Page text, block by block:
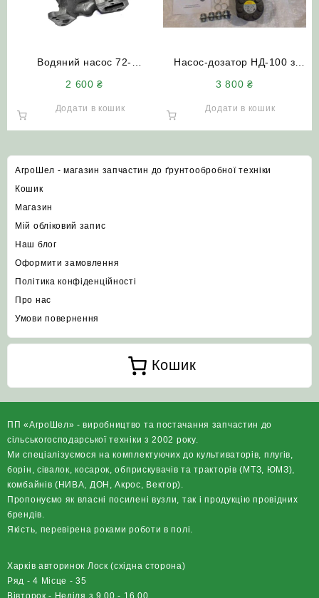
Водяний насос 72-
трактор Т-150
2 600₴
Додати в кошик
Насос-дозатор НД-100 з
3 800₴
Додати в кошик
АгроШел - магазин запчастин до ґрунтообробної техніки
Кошик
Магазин
Мій обліковий запис
Наш блог
Оформити замовлення
Політика конфіденційності
Про нас
Умови повернення
Кошик
ПП «АгроШел» - виробництво та постачання запчастин до
сільськогосподарської техніки з 2002 року.
Ми спеціалізуємося на комплектуючих до культиваторів, плугів,
борін, сівалок, косарок, обприскувачів та тракторів (МТЗ, ЮМЗ),
комбайнів (НИВА, ДОН, Акрос, Вектор).
Пропонуємо як власні посилені вузли, так і продукцію провідних
брендів.
Якість, перевірена роками роботи в полі.
Харків авторинок Лоск (східна сторона)
Ряд - 4 Місце - 35
Вівторок - Неділя з 9.00 - 16.00